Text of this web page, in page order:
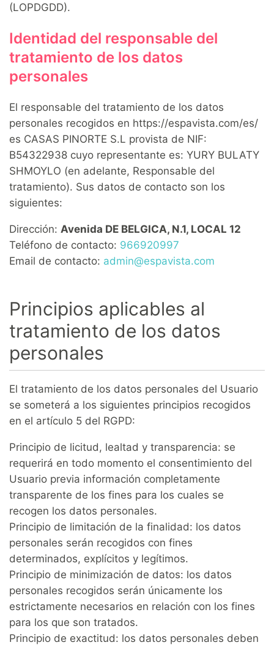
(LOPDGDD).
Identidad del responsable del
tratamiento de los datos
personales
El responsable del tratamiento de los datos
personales recogidos en https://espavista.com/es/
es CASAS PINORTE S.L provista de NIF:
B54322938 cuyo representante es: YURY BULATY
SHMOYLO (en adelante, Responsable del
tratamiento). Sus datos de contacto son los
siguientes:
Dirección: Avenida DE BELGICA, N.1, LOCAL 12
Teléfono de contacto: 966920997
Email de contacto: admin@espavista.com
Principios aplicables al
tratamiento de los datos
personales
El tratamiento de los datos personales del Usuario
se someterá a los siguientes principios recogidos
en el artículo 5 del RGPD:
Principio de licitud, lealtad y transparencia: se
requerirá en todo momento el consentimiento del
Usuario previa información completamente
transparente de los fines para los cuales se
recogen los datos personales.
Principio de limitación de la finalidad: los datos
personales serán recogidos con fines
determinados, explícitos y legítimos.
Principio de minimización de datos: los datos
personales recogidos serán únicamente los
estrictamente necesarios en relación con los fines
para los que son tratados.
Principio de exactitud: los datos personales deben